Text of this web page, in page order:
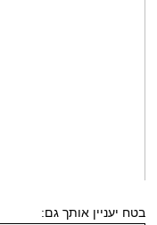
בטח יעניין אותך גם: